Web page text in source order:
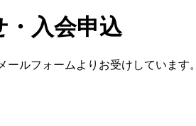
・入会申込
ルフォームよりお受けしています。